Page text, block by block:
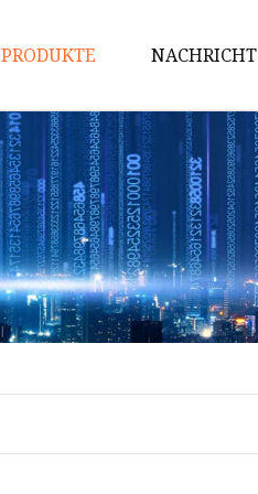
PRODUKTE
Elektrofahrräder
Mountainbikes
Fatbikes
Schotterräder
Enduro-Bikes
Komfortfahrräder
Pendlerfahrräder
NACHRICHT